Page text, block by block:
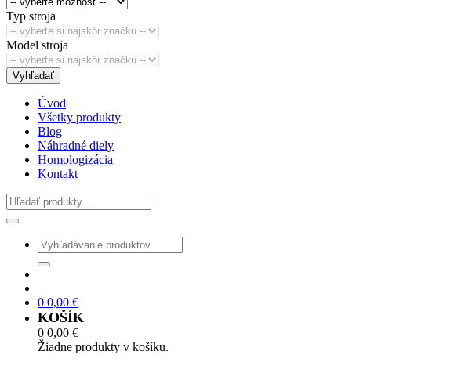
Typ stroja
Model stroja
Vyhľadať
Úvod
Všetky produkty
Blog
Náhradné diely
Homologizácia
Kontakt
0 0,00 €
KOŠÍK
0 0,00 €
Žiadne produkty v košíku.